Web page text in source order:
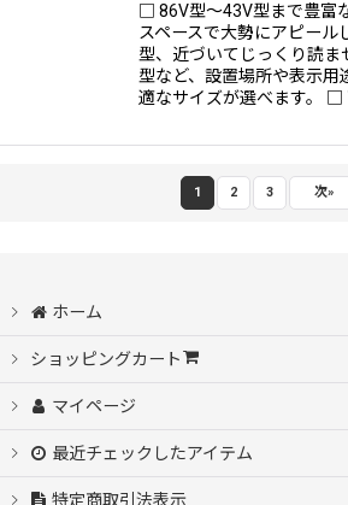
□ 86V型〜43V型まで豊富
スペースで大勢にアピール
型、近づいてじっくり読ま
型など、設置場所や表示用
適なサイズが選べます。 □
1 2 3 次»
ホーム
ショッピングカート
マイページ
最近チェックしたアイテム
特定商取引法表示